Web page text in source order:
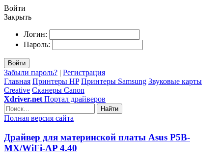
Войти
Закрыть
Логин:
Пароль:
Войти
Забыли пароль? | Регистрация
Главная Принтеры HP Принтеры Samsung Звуковые карты
Creative Сканеры Canon
Xdriver.net Портал драйверов
Найти
Полная версия сайта
Драйвер для материнской платы Asus P5B-
MX/WiFi-AP 4.40